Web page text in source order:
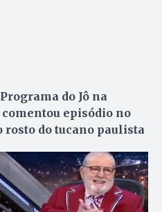
do Jô na
episódio no
rosto do tucano paulista